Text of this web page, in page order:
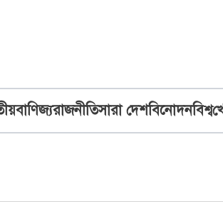
বাণিজ্যরাজনীতিসারা দেশবিনোদনবিশ্ব